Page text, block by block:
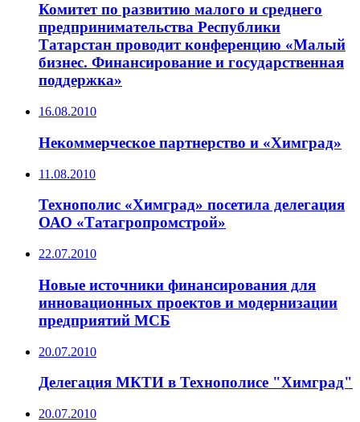
Комитет по развитию малого и среднего
предпринимательства Республики
Татарстан проводит конференцию «Малый
бизнес. Финансирование и государственная
поддержка»
16.08.2010
Некоммерческое партнерство и «Химград»
11.08.2010
Технополис «Химград» посетила делегация
ОАО «Татагропромстрой»
22.07.2010
Новые источники финансирования для
инновационных проектов и модернизации
предприятий МСБ
20.07.2010
Делегация МКТИ в Технополисе "Химград"
20.07.2010